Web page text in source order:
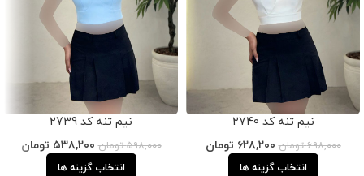
نیم تنه کد 2740
۶۹۸,۰۰۰ تومان ۶۲۸,۲۰۰ تومان
انتخاب گزینه ها
نیم تنه کد 2739
۵۹۸,۰۰۰ تومان ۵۳۸,۲۰۰ تومان
انتخاب گزینه ها